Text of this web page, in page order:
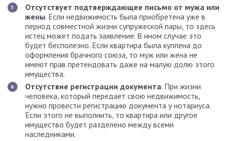
Отсутствует подтверждающее письмо от мужа или
жены. Если недвижимость была приобретена уже в
период совместной жизни супружеской пары, то здесь
истец может подать заявление. В ином случае это
будет бесполезно. Если квартира была куплена до
оформления брачного союза, то муж или жена не
имеют прав претендовать даже на малую долю этого
имущества.
Отсутствие регистрации документа. При жизни
человека, который передает свою недвижимость,
нужно провести регистрацию документа у нотариуса.
Если этого не выполнить, то квартира или другое
имущество будет разделено между всеми
наследниками.